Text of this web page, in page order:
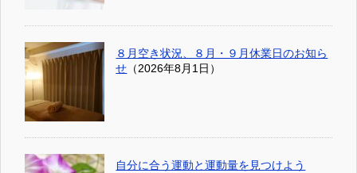
８月空き状況、８月・９月休業日のお知ら
せ （2026年8月1日）
自分に合う運動と運動量を見つけよう